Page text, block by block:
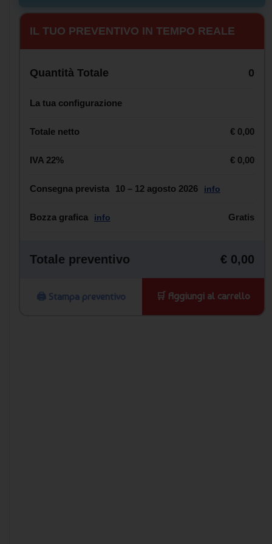
IL TUO PREVENTIVO IN TEMPO REALE
Quantità Totale 0
La tua configurazione
Totale netto € 0,00
IVA 22% € 0,00
Consegna prevista 10 – 12 agosto 2026 info
Bozza grafica info Gratis
Totale preventivo € 0,00
🖨️ Stampa preventivo 🛒 Aggiungi al carrello